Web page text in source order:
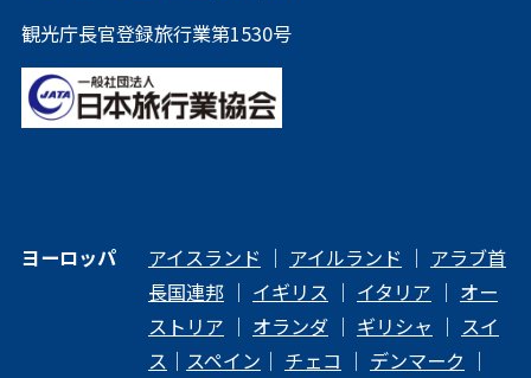
観光庁長官登録旅行業第1530号
ヨーロッパ アイスランド ｜ アイルランド ｜ アラブ首
長国連邦｜ イギリス ｜ イタリア ｜ オー
ストリア ｜ オランダ｜ ギリシャ ｜ スイ
ス ｜ スペイン ｜ チェコ ｜ デンマーク ｜